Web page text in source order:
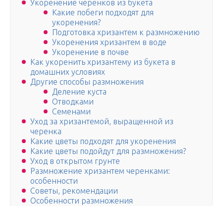
Укоренение черенков из букета
Какие побеги подходят для
укоренения?
Подготовка хризантем к размножению
Укоренения хризантем в воде
Укоренение в почве
Как укоренить хризантему из букета в
домашних условиях
Другие способы размножения
Деление куста
Отводками
Семенами
Уход за хризантемой, выращенной из
черенка
Какие цветы подходят для укоренения
Какие цветы подойдут для размножения?
Уход в открытом грунте
Размножение хризантем черенками:
особенности
Советы, рекомендации
Особенности размножения